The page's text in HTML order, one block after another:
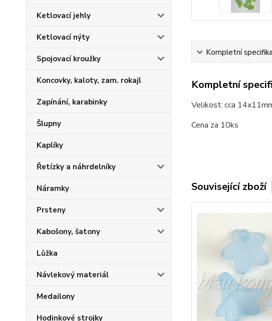
Ketlovací jehly
Ketlovací nýty
Spojovací kroužky
Koncovky, kaloty, zam. rokajl
Zapínání, karabinky
Šlupny
Kaplíky
Řetízky a náhrdelníky
Náramky
Prsteny
Kabošony, šatony
Lůžka
Návlekový materiál
Medailony
Hodinkové strojky
Kompletní
Kompletní
Velikost: cca
Cena za 10ks
Související zboží